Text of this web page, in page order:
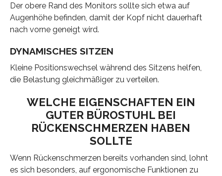
Der obere Rand des Monitors sollte sich etwa auf
Augenhöhe befinden, damit der Kopf nicht dauerhaft
nach vorne geneigt wird.
DYNAMISCHES SITZEN
Kleine Positionswechsel während des Sitzens helfen,
die Belastung gleichmäßiger zu verteilen.
WELCHE EIGENSCHAFTEN EIN
GUTER BÜROSTUHL BEI
RÜCKENSCHMERZEN HABEN
SOLLTE
Wenn Rückenschmerzen bereits vorhanden sind, lohnt
es sich besonders, auf ergonomische Funktionen zu